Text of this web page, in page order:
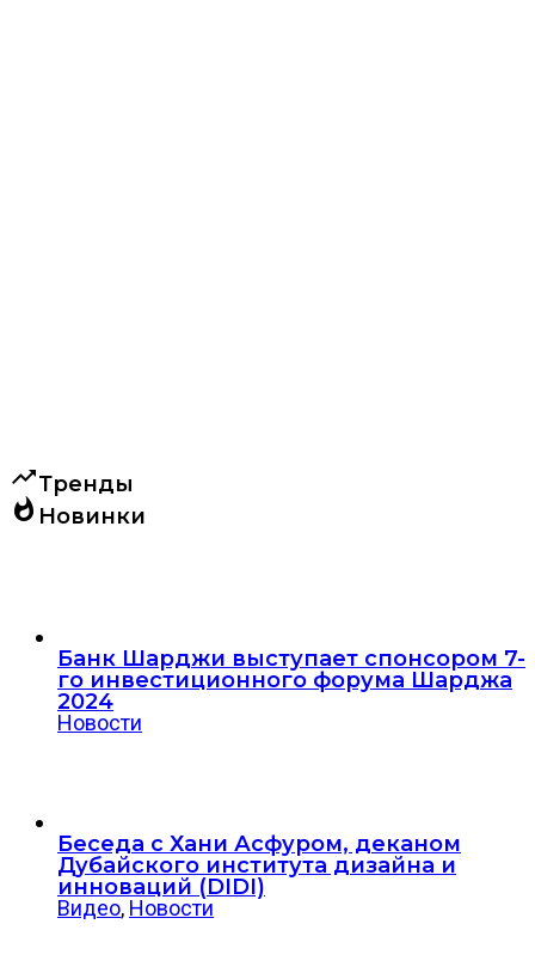
trending_upТренды
whatshot Новинки
Банк Шарджи выступает спонсором 7-
го инвестиционного форума Шарджа
2024
Новости
Беседа с Хани Асфуром, деканом
Дубайского института дизайна и
инноваций (DIDI)
Видео, Новости